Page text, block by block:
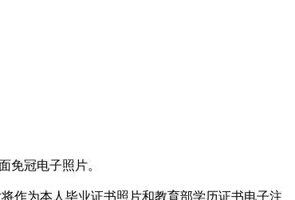
免冠电子照片。
作为本人毕业证书照片和教育部学历证书电子注